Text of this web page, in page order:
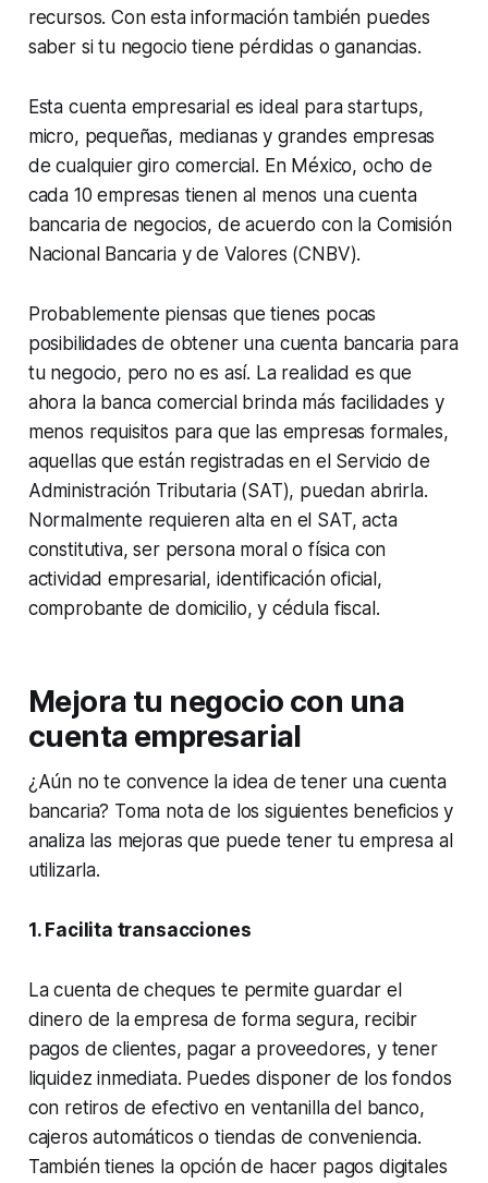
recursos. Con esta información también puedes
saber si tu negocio tiene pérdidas o ganancias.
Esta cuenta empresariales ideal para startups,
micro, pequeñas, medianas y grandes empresas
de cualquier giro comercial. En México, ocho de
cada 10 empresas tienen al menos unacuenta
bancaria de negocios, de acuerdo con la Comisión
Nacional Bancaria y de Valores (CNBV).
Probablemente piensas que tienes pocas
posibilidades de obtener una cuenta bancaria para
tu negocio, pero no es así. La realidad es que
ahora la banca comercial brinda más facilidades y
menos requisitos para que las empresas formales,
aquellas que están registradas en el Servicio de
Administración Tributaria (SAT), puedan abrirla.
Normalmente requieren alta en el SAT, acta
constitutiva, ser persona moral o física con
actividad empresarial, identificación oficial,
comprobante de domicilio, y cédula fiscal.
Mejora tu negocio con una
cuenta empresarial
¿Aún no te convence la idea de tener una cuenta
bancaria? Toma nota de los siguientes beneficios y
analiza las mejoras que puede tener tu empresa al
utilizarla.
1. Facilita transacciones
La cuenta de cheques te permite guardar el
dinero de la empresa de forma segura, recibir
pagos de clientes, pagar a proveedores, y tener
liquidez inmediata. Puedes disponer de los fondos
con retiros de efectivo en ventanilla del banco,
cajeros automáticos o tiendas de conveniencia.
También tienes la opción de hacer pagos digitales